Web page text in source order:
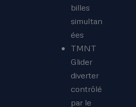
billes
simultan
ées
TMNT
Glider
diverter
contrôlé
par le